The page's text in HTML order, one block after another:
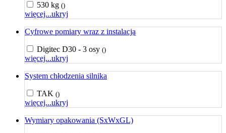
530 kg ()
więcej...ukryj
Cyfrowe pomiary wraz z instalacją
Digitec D30 - 3 osy ()
więcej...ukryj
System chłodzenia silnika
TAK ()
więcej...ukryj
Wymiary opakowania (SxWxGL)